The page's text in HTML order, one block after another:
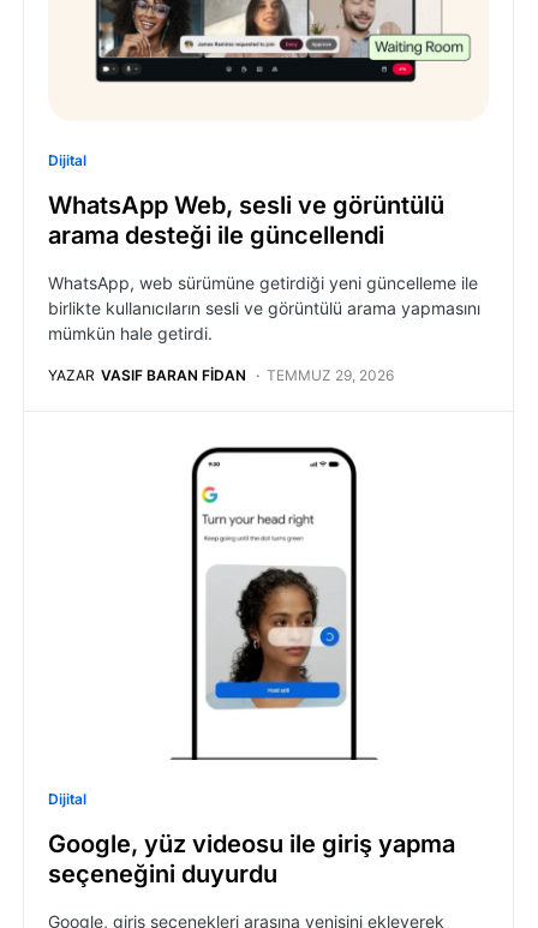
Dijital
WhatsApp Web, sesli ve görüntülü
arama desteği ile güncellendi
WhatsApp, web sürümüne getirdiği yeni güncelleme ile
birlikte kullanıcıların sesli ve görüntülü arama yapmasını
mümkün hale getirdi.
YAZAR VASIF BARAN FIDAN TEMMUZ 29, 2026
Dijital
Google, yüz videosu ile giriş yapma
seçeneğini duyurdu
Google, giriş seçenekleri arasına yenisini ekleyerek